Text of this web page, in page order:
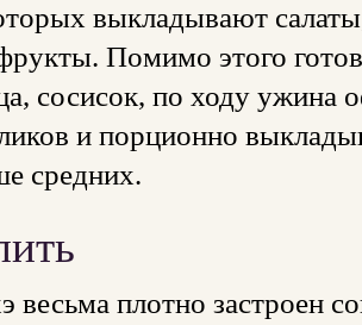
выкладывают
Помимо этого
сосисок, по ходу
и порционно
средних.
весьма плотно застроен